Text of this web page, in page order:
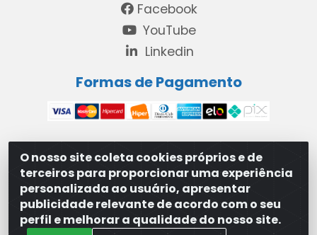
O nosso site coleta cookies próprios e de
terceiros para proporcionar uma experiência
personalizada ao usuário, apresentar
publicidade relevante de acordo com o seu
perfil e melhorar a qualidade do nosso site.
Facebook
YouTube
Linkedin
Formas de Pagamento
MAXXISUPRI COMÉRCIO DE SANEANTES LTDA - Avenida
Antônio Cabral de Souza, 2872 - Maranguape II -
Paulista/PE - CEP 53.421-420 - 31.329.180/0001-83